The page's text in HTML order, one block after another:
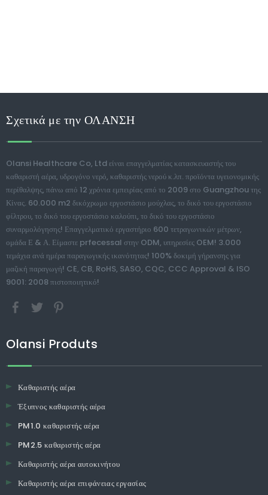
Σχετικά με την ΟΛΑΝΣΗ
Olansi Healthcare Co, Ltd είναι επαγγελματίας κατασκευαστής του
καθαριστή αέρα, υδρογόνο νερό, καθαριστής νερού κ.λπ. προϊόντα υγειονομικής
περίθαλψης, πάνω από 12 χρόνια εμπειρίας από το 2009 στο Guangzhou της
Κίνας. 60.000 m2 δικόχρωμο εργοστάσιο μούχλας, το δικό του εργοστάσιο
φίλτρου, το δικό του εργοστάσιο καλούπι, το δικό του εργοστάσιο
συναρμολόγησης! Επαγγελματικό εργαστήριο 600 τετραγωνικών μέτρων,
ομάδα Ε & Α. Είμαστε prfecessal στην ODM, υπηρεσίες OEM! 3.000
τεμάχια ανά ημέρα παραγωγικής ικανότητας! 100% δοκιμή γήρανσης για
μαζική παραγωγή! CE, CB, RoHS, SASO, CQC, CCC Approval & ISO
9001: 2008 πιστοποιητικό!
Olansi Produts
Καθαριστής αέρα
Έξυπνος καθαριστής αέρα
PM1.0 καθαριστής αέρα
PM2.5 καθαριστής αέρα
Καθαριστής αέρα αυτοκινήτου
Καθαριστής αέρα επιφάνειας εργασίας